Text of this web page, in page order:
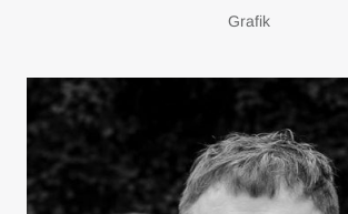
Grafik